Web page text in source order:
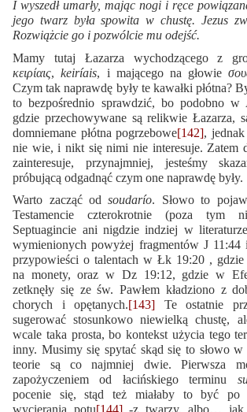
I wyszedł umarły, mając nogi i ręce
jego twarz była spowita w chustę. Jezus
Rozwiążcie go i pozwólcie mu odejść.
Mamy tutaj Łazarza wychodzącego z
κειρίαις,keiríais, i mającego na głowie
Czym tak naprawdę były te kawałki płótna?
to bezpośrednio sprawdzić, bo podobno
gdzie przechowywane są relikwie Łazarza,
domniemane płótna pogrzebowe[142],
nie wie, i nikt się nimi nie interesuje. Zatem
zainteresuje, przynajmniej, jesteśmy
próbującą odgadnąć czym one naprawdę były.
Warto zacząć odsoudarío. Słowo to
Testamencie czterokrotnie (poza tym
Septuagincie ani nigdzie indziej w
wymienionych powyżej fragmentów J
przypowieści o talentach w Łk 19:20 , gdzie
na monety, oraz w Dz 19:12, gdzie w
zetknęły się ze św. Pawłem kładziono z
chorych i opętanych.[143] Te ostatnie
sugerować stosunkowo niewielką chustę,
wcale taka prosta, bo kontekst użycia tego
inny. Musimy się spytać skąd się to słowo w
teorie są co najmniej dwie. Pierwsza
zapożyczeniem od łacińskiego terminu
pocenie się, stąd też miałaby to być po